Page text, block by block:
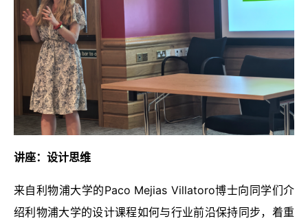
讲座：设计思维
来自利物浦大学的Paco Mejias Villatoro博士向同学们介
绍利物浦大学的设计课程如何与行业前沿保持同步，着重